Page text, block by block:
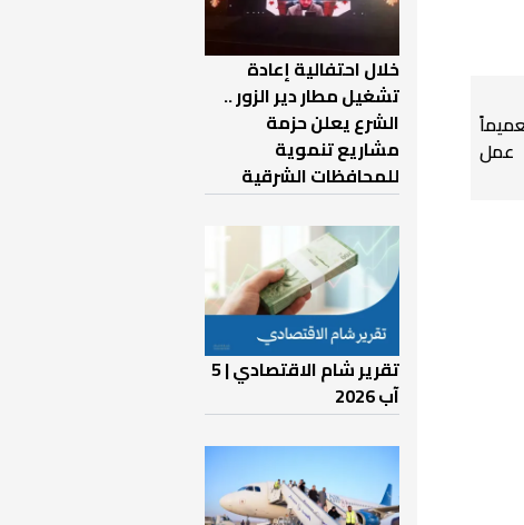
خلال احتفالية إعادة
تشغيل مطار دير الزور ..
الشرع يعلن حزمة
مشاريع تنموية
للمحافظات الشرقية
تقرير شام الاقتصادي | 5
آب 2026